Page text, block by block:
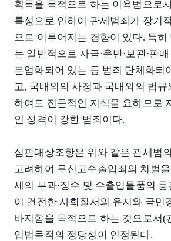
획득을 목적으로 하는 이욕범으로
특성으로 인하여 관세범죄가 장기
으로 이루어지는 경향이 있다. 특히
는 일반적으로 자금⋅운반⋅보관⋅판
분업화되어 있는 등 범죄 단체화되
고, 국내외의 사정과 국내외의 법
하여도 전문적인 지식을 요하므로
인 성격이 강한 범죄이다.
심판대상조항은 위와 같은 관세범
고려하여 무신고수출입죄의 처벌
세의 부과⋅징수 및 수출입물품의
여 건전한 사회질서의 유지와 국민
바지함을 목적으로 하는 것으로서(
입법목적의 정당성이 인정된다.